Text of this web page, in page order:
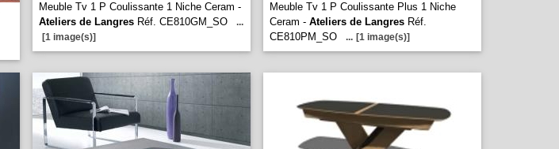
Meuble Tv 1 P Coulissante 1 Niche Ceram -
Ateliers de Langres Réf. CE810GM_SO
...
[1 image(s)]
Meuble Tv 1 P Coulissante Plus 1 Niche
Ceram - Ateliers de Langres Réf.
CE810PM_SO
... [1 image(s)]